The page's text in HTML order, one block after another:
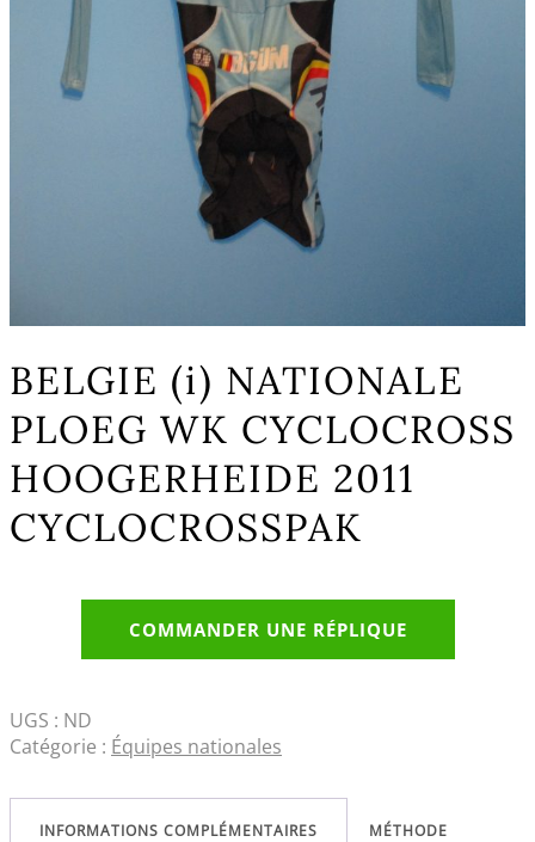
BELGIE (i) NATIONALE
PLOEG WK CYCLOCROSS
HOOGERHEIDE 2011
CYCLOCROSSPAK
COMMANDER UNE RÉPLIQUE
UGS : ND
Catégorie : Équipes nationales
INFORMATIONS COMPLÉMENTAIRES MÉTHODE